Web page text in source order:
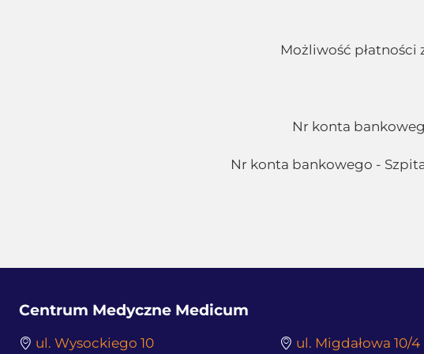
Możliwość
Nr konta
Nr konta bankowego -
Centrum Medyczne Medicum
ul. Wysockiego 10
ul. Migdałowa 10/4